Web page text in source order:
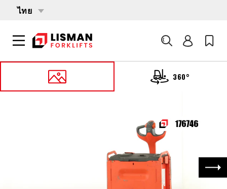
ไทย
ค้นหา
360°
ถัด